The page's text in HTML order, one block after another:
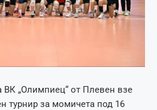
ВК „Олимпиец“ от Плевен взе
турнир за момичета под 16